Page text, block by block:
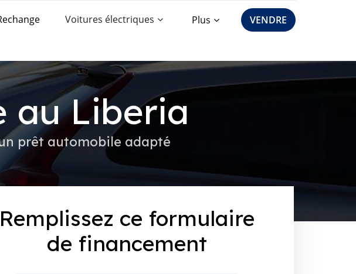
Voitures électriques Plus VENDRE
au Liberia
prêt automobile adapté
Remplissez ce formulaire
de financement